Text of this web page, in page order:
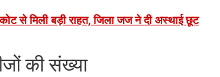
से मिली बड़ी राहत, जिला जज ने दी अस्थाई छूट
की संख्या